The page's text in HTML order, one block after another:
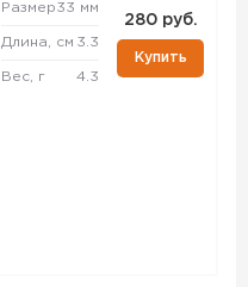
Размер33 мм
Длина, см 3.3
Вес, г 4.3
280 руб.
Купить